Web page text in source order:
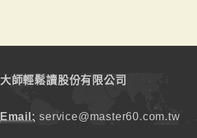
大師輕鬆讀股份有限公司
Email: service@master60.com.tw